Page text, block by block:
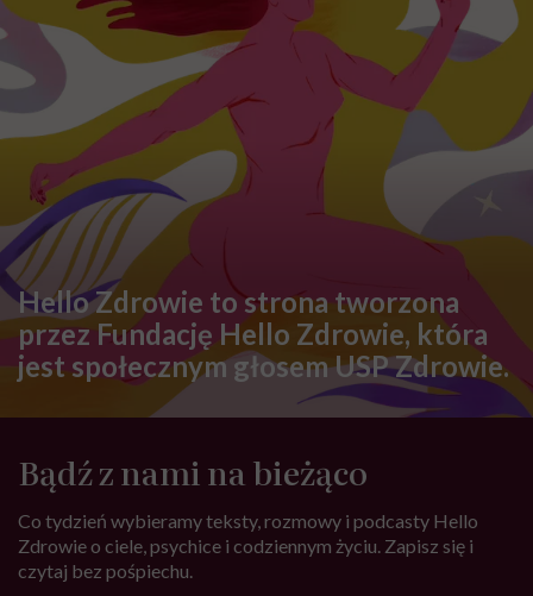
Hello Zdrowie to strona tworzona
przez Fundację Hello Zdrowie, która
jest społecznym głosem USP Zdrowie.
Bądź z nami na bieżąco
Co tydzień wybieramy teksty, rozmowy i podcasty Hello
Zdrowie o ciele, psychice i codziennym życiu. Zapisz się i
czytaj bez pośpiechu.